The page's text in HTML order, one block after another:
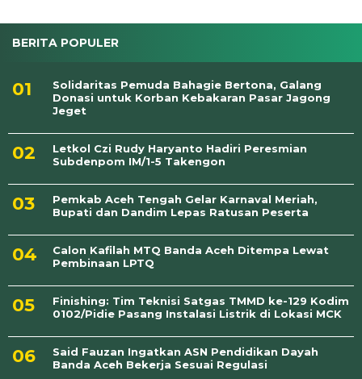
BERITA POPULER
Solidaritas Pemuda Bahagie Bertona, Galang
Donasi untuk Korban Kebakaran Pasar Jagong
Jeget
Letkol Czi Rudy Haryanto Hadiri Peresmian
Subdenpom IM/1-5 Takengon
Pemkab Aceh Tengah Gelar Karnaval Meriah,
Bupati dan Dandim Lepas Ratusan Peserta
Calon Kafilah MTQ Banda Aceh Ditempa Lewat
Pembinaan LPTQ
Finishing: Tim Teknisi Satgas TMMD ke-129 Kodim
0102/Pidie Pasang Instalasi Listrik di Lokasi MCK
Said Fauzan Ingatkan ASN Pendidikan Dayah
Banda Aceh Bekerja Sesuai Regulasi